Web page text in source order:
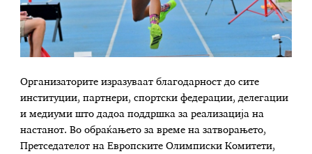
Организаторите изразуваат благодарност до сите
институции, партнери, спортски федерации, делегации
и медиуми што дадоа поддршка за реализација на
настанот. Во обраќањето за време на затворањето,
Претседателот на Европските Олимписки Комитети,